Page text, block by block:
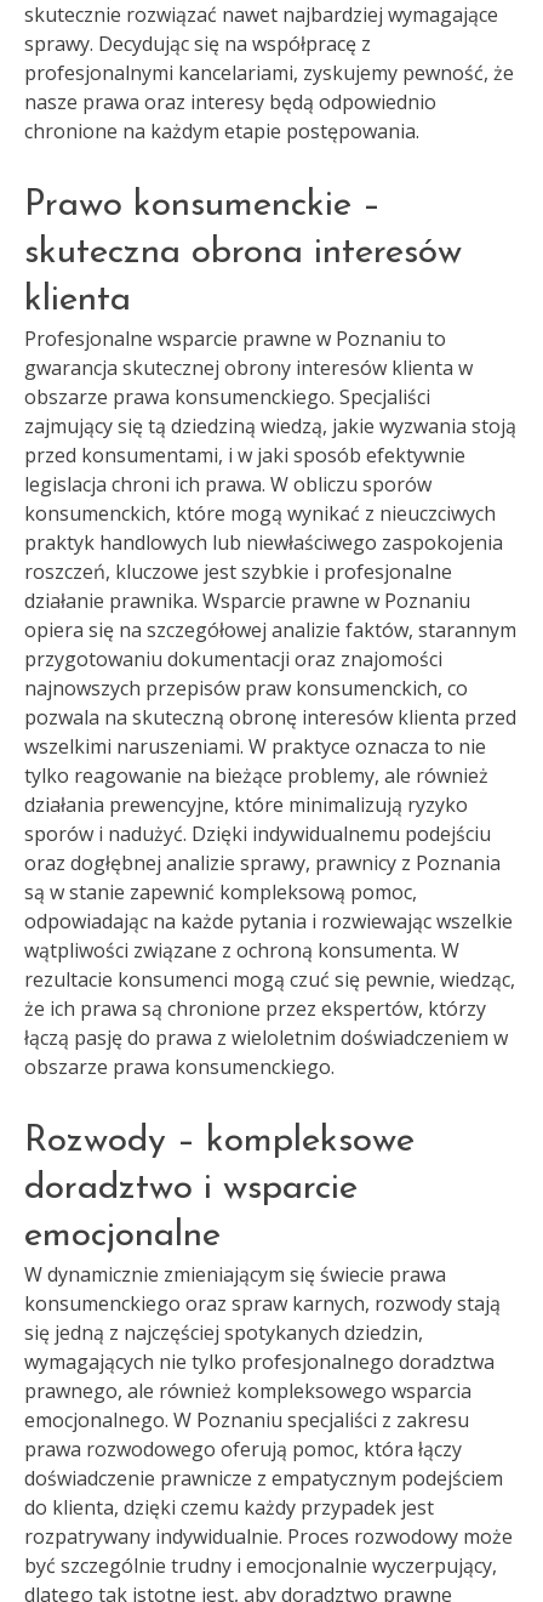
skutecznie rozwiązać nawet najbardziej wymagające
sprawy. Decydując się na współpracę z
profesjonalnymi kancelariami, zyskujemy pewność, że
nasze prawa oraz interesy będą odpowiednio
chronione na każdym etapie postępowania.
Prawo konsumenckie –
skuteczna obrona interesów
klienta
Profesjonalne wsparcie prawne w Poznaniu to
gwarancja skutecznej obrony interesów klienta w
obszarze prawa konsumenckiego. Specjaliści
zajmujący się tą dziedziną wiedzą, jakie wyzwania stoją
przed konsumentami, i w jaki sposób efektywnie
legislacja chroni ich prawa. W obliczu sporów
konsumenckich, które mogą wynikać z nieuczciwych
praktyk handlowych lub niewłaściwego zaspokojenia
roszczeń, kluczowe jest szybkie i profesjonalne
działanie prawnika. Wsparcie prawne w Poznaniu
opiera się na szczegółowej analizie faktów, starannym
przygotowaniu dokumentacji oraz znajomości
najnowszych przepisów praw konsumenckich, co
pozwala na skuteczną obronę interesów klienta przed
wszelkimi naruszeniami. W praktyce oznacza to nie
tylko reagowanie na bieżące problemy, ale również
działania prewencyjne, które minimalizują ryzyko
sporów i nadużyć. Dzięki indywidualnemu podejściu
oraz dogłębnej analizie sprawy, prawnicy z Poznania
są w stanie zapewnić kompleksową pomoc,
odpowiadając na każde pytania i rozwiewając wszelkie
wątpliwości związane z ochroną konsumenta. W
rezultacie konsumenci mogą czuć się pewnie, wiedząc,
że ich prawa są chronione przez ekspertów, którzy
łączą pasję do prawa z wieloletnim doświadczeniem w
obszarze prawa konsumenckiego.
Rozwody – kompleksowe
doradztwo i wsparcie
emocjonalne
W dynamicznie zmieniającym się świecie prawa
konsumenckiego oraz spraw karnych, rozwody stają
się jedną z najczęściej spotykanych dziedzin,
wymagających nie tylko profesjonalnego doradztwa
prawnego, ale również kompleksowego wsparcia
emocjonalnego. W Poznaniu specjaliści z zakresu
prawa rozwodowego oferują pomoc, która łączy
doświadczenie prawnicze z empatycznym podejściem
do klienta, dzięki czemu każdy przypadek jest
rozpatrywany indywidualnie. Proces rozwodowy może
być szczególnie trudny i emocjonalnie wyczerpujący,
dlatego tak istotne jest, aby doradztwo prawne